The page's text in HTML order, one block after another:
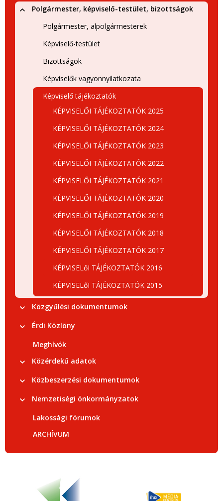
Polgármester, képviselő-testület, bizottságok
Polgármester, alpolgármesterek
Képviselő-testület
Bizottságok
Képviselők vagyonnyilatkozata
Képviselő tájékoztatók
KÉPVISELŐI TÁJÉKOZTATÓK 2025
KÉPVISELŐI TÁJÉKOZTATÓK 2024
KÉPVISELŐI TÁJÉKOZTATÓK 2023
KÉPVISELŐI TÁJÉKOZTATÓK 2022
KÉPVISELŐI TÁJÉKOZTATÓK 2021
KÉPVISELŐI TÁJÉKOZTATÓK 2020
KÉPVISELŐI TÁJÉKOZTATÓK 2019
KÉPVISELŐI TÁJÉKOZTATÓK 2018
KÉPVISELŐI TÁJÉKOZTATÓK 2017
KÉPVISELőI TÁJÉKOZTATÓK 2016
KÉPVISELőI TÁJÉKOZTATÓK 2015
Közgyűlési dokumentumok
Érdi Közlöny
Meghívók
Közérdekű adatok
Közbeszerzési dokumentumok
Nemzetiségi önkormányzatok
Lakossági fórumok
ARCHÍVUM